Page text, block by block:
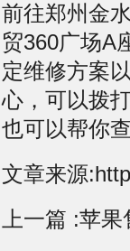
前往郑州金
贸360广场A
定维修方案
心，可以拨
也可以帮你
文章来源
上一篇 :苹果